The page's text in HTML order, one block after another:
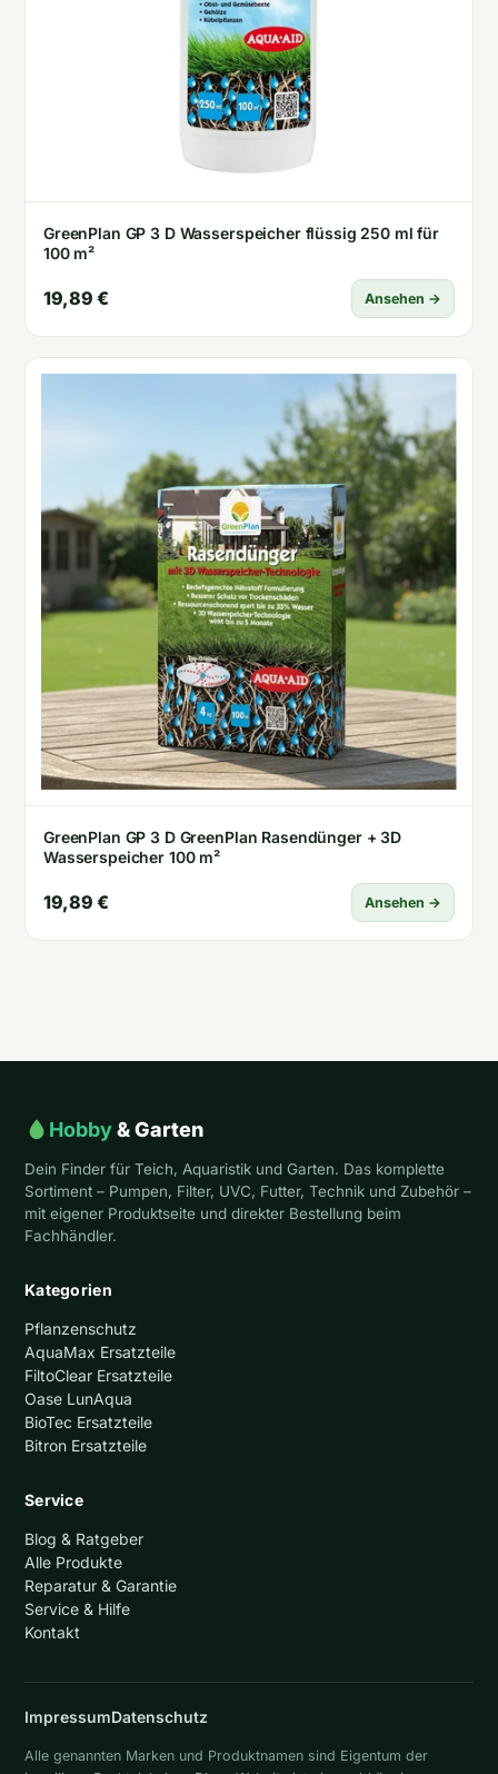
GreenPlan GP 3 D Wasserspeicher flüssig 250 ml für
100 m²
19,89 € Ansehen →
GreenPlan GP 3 D GreenPlan Rasendünger + 3D
Wasserspeicher 100 m²
19,89 € Ansehen →
Hobby& Garten
Dein Finder für Teich, Aquaristik und Garten. Das komplette
Sortiment – Pumpen, Filter, UVC, Futter, Technik und Zubehör –
mit eigener Produktseite und direkter Bestellung beim
Fachhändler.
Kategorien
Pflanzenschutz
AquaMax Ersatzteile
FiltoClear Ersatzteile
Oase LunAqua
BioTec Ersatzteile
Bitron Ersatzteile
Service
Blog & Ratgeber
Alle Produkte
Reparatur & Garantie
Service & Hilfe
Kontakt
ImpressumDatenschutz
Alle genannten Marken und Produktnamen sind Eigentum der